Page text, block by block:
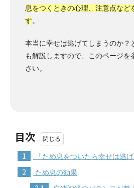
息をつくときの心理、注意点など
す。
本当に幸せは逃げてしまうのか？
も解説しますので、このページを
さい。
目次
1 「ため息をついたら幸せは逃
2 ため息の効果